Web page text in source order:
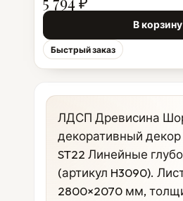
В корзину
Быстрый заказ
ЛДСП Древисина
декоративный декор
ST22 Линейные
(артикул H3090).
2800×2070 мм,